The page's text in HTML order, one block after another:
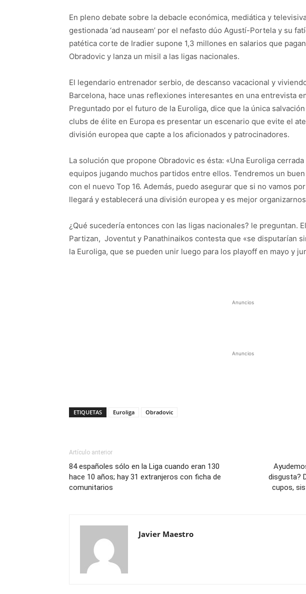
En pleno debate sobre la debacle económica, mediática y
gestionada ‘ad nauseam’ por el nefasto dúo Agustí-Portela y su
patética corte de Iradier supone 1,3 millones en salarios que
Obradovic y lanza un misil a las ligas nacionales.
El legendario entrenador serbio, de descanso vacacional y
Barcelona, hace unas reflexiones interesantes en una entrevista
Preguntado por el futuro de la Euroliga, dice que la única
clubs de élite en Europa es presentar un escenario que evite el
división europea que capte a los aficionados y patrocinadores.
La solución que propone Obradovic es ésta: «Una Euroliga
equipos jugando muchos partidos entre ellos. Tendremos un
con el nuevo Top 16. Además, puedo asegurar que si no vamos
llegará y establecerá una división europea y es mejor
¿Qué sucedería entonces con las ligas nacionales? le preguntan.
Partizan, Joventut y Panathinaikos contesta que «se disputarían
la Euroliga, que se pueden unir luego para los playoff en mayo y
Anuncios
Anuncios
ETIQUETAS Euroliga Obradovic
Artículo anterior
84 españoles sólo en la Liga cuando eran 130
hace 10 años; hay 31 extranjeros con ficha de
comunitarios
disgusta?
cupos,
Javier Maestro